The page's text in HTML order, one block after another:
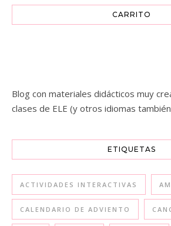
CARRITO
Blog con materiales didácticos muy
clases de ELE (y otros idiomas
ETIQUETAS
ACTIVIDADES INTERACTIVAS
CALENDARIO DE ADVIENTO